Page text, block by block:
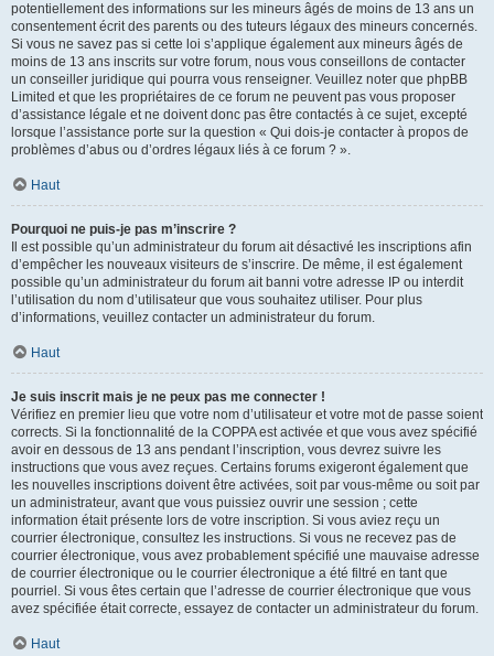
potentiellement des informations sur les mineurs âgés de moins de 13 ans un
consentement écrit des parents ou des tuteurs légaux des mineurs concernés.
Si vous ne savez pas si cette loi s’applique également aux mineurs âgés de
moins de 13 ans inscrits sur votre forum, nous vous conseillons de contacter
un conseiller juridique qui pourra vous renseigner. Veuillez noter que phpBB
Limited et que les propriétaires de ce forum ne peuvent pas vous proposer
d’assistance légale et ne doivent donc pas être contactés à ce sujet, excepté
lorsque l’assistance porte sur la question « Qui dois-je contacter à propos de
problèmes d’abus ou d’ordres légaux liés à ce forum ? ».
Haut
Pourquoi ne puis-je pas m’inscrire ?
Il est possible qu’un administrateur du forum ait désactivé les inscriptions afin
d’empêcher les nouveaux visiteurs de s’inscrire. De même, il est également
possible qu’un administrateur du forum ait banni votre adresse IP ou interdit
l’utilisation du nom d’utilisateur que vous souhaitez utiliser. Pour plus
d’informations, veuillez contacter un administrateur du forum.
Haut
Je suis inscrit mais je ne peux pas me connecter !
Vérifiez en premier lieu que votre nom d’utilisateur et votre mot de passe soient
corrects. Si la fonctionnalité de la COPPA est activée et que vous avez spécifié
avoir en dessous de 13 ans pendant l’inscription, vous devrez suivre les
instructions que vous avez reçues. Certains forums exigeront également que
les nouvelles inscriptions doivent être activées, soit par vous-même ou soit par
un administrateur, avant que vous puissiez ouvrir une session ; cette
information était présente lors de votre inscription. Si vous aviez reçu un
courrier électronique, consultez les instructions. Si vous ne recevez pas de
courrier électronique, vous avez probablement spécifié une mauvaise adresse
de courrier électronique ou le courrier électronique a été filtré en tant que
pourriel. Si vous êtes certain que l’adresse de courrier électronique que vous
avez spécifiée était correcte, essayez de contacter un administrateur du forum.
Haut